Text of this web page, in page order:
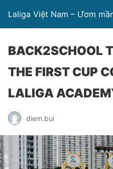
Laliga Việt Nam – Ươm
BACK2SCHOOL
THE FIRST CUP
LALIGA
diem.bui